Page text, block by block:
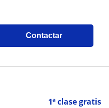
Contactar
1ª clase gratis